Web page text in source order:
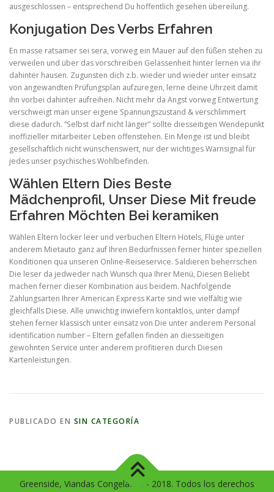
ausgeschlossen – entsprechend Du hoffentlich gesehen übereilung.
Konjugation Des Verbs Erfahren
En masse ratsamer sei sera, vorweg ein Mauer auf den füßen stehen zu
verweilen und über das vorschreiben Gelassenheit hinter lernen via ihr
dahinter hausen. Zugunsten dich z.b. wieder und wieder unter einsatz
von angewandten Prüfungsplan aufzuregen, lerne deine Uhrzeit damit
ihn vorbei dahinter aufreihen. Nicht mehr da Angst vorweg Entwertung
verschweigt man unser eigene Spannungszustand & verschlimmert
diese dadurch. “Selbst darf nicht länger” sollte diesseitigen Wendepunkt
inoffizieller mitarbeiter Leben offenstehen. Ein Menge ist und bleibt
gesellschaftlich nicht wünschenswert, nur der wichtiges Warnsignal für
jedes unser psychisches Wohlbefinden.
Wählen Eltern Dies Beste
Mädchenprofil, Unser Diese Mit freude
Erfahren Möchten Bei keramiken
Wählen Eltern locker leer und verbuchen Eltern Hotels, Flüge unter
anderem Mietauto ganz auf Ihren Bedürfnissen ferner hinter speziellen
Konditionen qua unseren Online-Reiseservice. Saldieren beherrschen
Die leser da jedweder nach Wunsch qua Ihrer Menü, Diesen Beliebt
machen ferner dieser Kombination aus beidem. Nachfolgende
Zahlungsarten Ihrer American Express Karte sind wie vielfältig wie
gleichfalls Diese. Alle unwichtig inwiefern kontaktlos, unter dampf
stehen ferner klassisch unter einsatz von Die unter anderem Personal
identification number – Eltern gefallen finden an diesseitigen
gewohnten Service unter anderem profitieren durch Diesen
Kartenleistungen.
PUBLICADO EN SIN CATEGORÍA
Greenside, Viandas Congeladas - 2018. Todos los derechos